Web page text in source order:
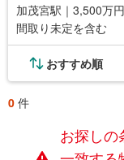
加茂宮駅｜3,500万
間取り未定を含む
おすすめ順
0 件
お探しの